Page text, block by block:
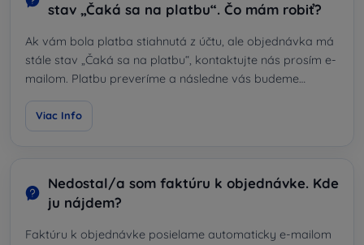
stav „Čaká sa na platbu“. Čo mám robiť?
Ak vám bola platba stiahnutá z účtu, ale objednávka má
stále stav „Čaká sa na platbu“, kontaktujte nás prosím e-
mailom. Platbu preveríme a následne vás budeme
informovať o ďalšom postupe.
Viac Info
Nedostal/a som faktúru k objednávke. Kde
ju nájdem?
Faktúru k objednávke posielame automaticky e-mailom